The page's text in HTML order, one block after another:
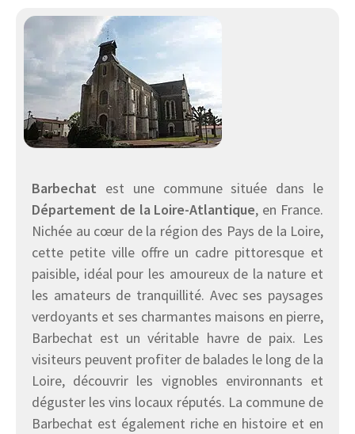
Barbechat est une commune située dans le
Département de la Loire-Atlantique, en France.
Nichée au cœur de la région des Pays de la Loire,
cette petite ville offre un cadre pittoresque et
paisible, idéal pour les amoureux de la nature et
les amateurs de tranquillité. Avec ses paysages
verdoyants et ses charmantes maisons en pierre,
Barbechat est un véritable havre de paix. Les
visiteurs peuvent profiter de balades le long de la
Loire, découvrir les vignobles environnants et
déguster les vins locaux réputés. La commune de
Barbechat est également riche en histoire et en